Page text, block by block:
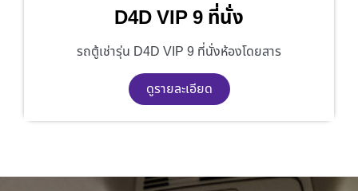
D4D VIP 9 ที่นั่ง
รถตู้เช่ารุ่น D4D VIP 9 ที่นั่งห้องโดยสาร
ดูรายละเอียด